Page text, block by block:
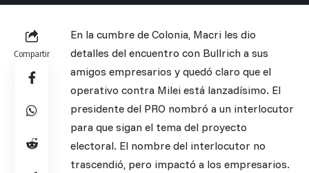
Compartir
En la cumbre de Colonia, Macri les dio
detalles del encuentro con Bullrich a sus
amigos empresarios y quedó claro que el
operativo contra Milei está lanzadísimo. El
presidente del PRO nombró a un interlocutor
para que sigan el tema del proyecto
electoral. El nombre del interlocutor no
trascendió, pero impactó a los empresarios.